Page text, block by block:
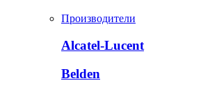
Производители
Alcatel-Lucent
Belden